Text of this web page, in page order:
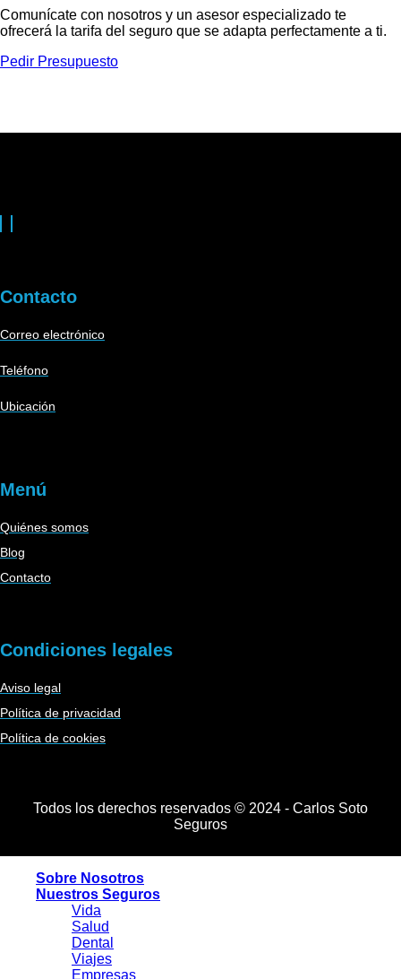
Comunícate con nosotros y un asesor especializado te
ofrecerá la tarifa del seguro que se adapta perfectamente a ti.
Pedir Presupuesto
Contacto
Correo electrónico
Teléfono
Ubicación
Menú
Quiénes somos
Blog
Contacto
Condiciones legales
Aviso legal
Política de privacidad
Política de cookies
Todos los derechos reservados © 2024 - Carlos Soto
Seguros
Sobre Nosotros
Nuestros Seguros
Vida
Salud
Dental
Viajes
Empresas